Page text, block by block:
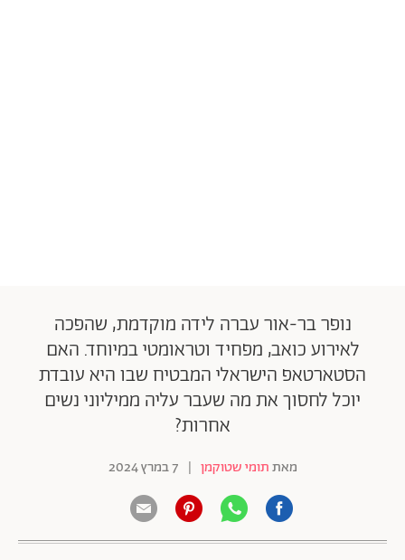
נופר בר-אור עברה לידה מוקדמת, שהפכה
לאירוע כואב, מפחיד וטראומטי במיוחד. האם
הסטארטאפ הישראלי המבטיח שבו היא עובדת
יוכל לחסוך את מה שעבר עליה ממיליוני נשים
אחרות?
מאתתומי שטוקמן | 7 במרץ 2024